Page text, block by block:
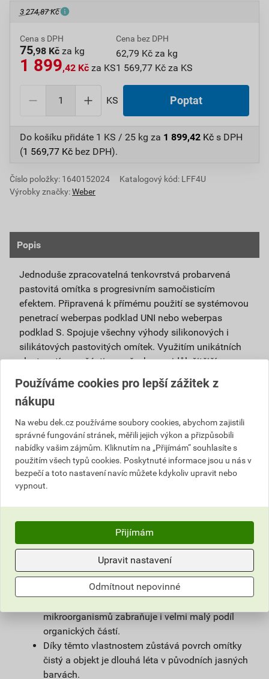
3 274,87 Kč
Cena s DPH
75,98 Kč za kg
1 899,42 Kč za KS
Cena bez DPH
62,79 Kč za kg
1 569,77 Kč za KS
KS Poptat
Do košíku přidáte 1 KS / 25 kg za 1 899,42 Kč s DPH
(1 569,77 Kč bez DPH).
Číslo položky: 1640152024
Katalogový kód: LFF4U
Výrobky značky:Weber
Popis
Jednoduše zpracovatelná tenkovrstvá probarvená
pastovitá omítka s progresivním samočisticím
efektem. Připravená k přímému použití se systémovou
penetrací weberpas podklad UNI nebo weberpas
podklad S. Spojuje všechny výhody silikonových i
silikátových pastovitých omítek. Využitím unikátních
vlastností nanočástic se všechny nejdůležitější
vlastnosti obou omítek umocňují.
Je vhodná pro použití v exteriéru i interiéru a pro
na vlhké zdivo.
Použitím samočisticí omítky weberpas
extraClean se výrazně prodlužuje životnost
fasády a podstatně snižují náklady na její
údržbu.
vlivem proudění vzduchu jen nepatrný
elektrostatický náboj a prach z ovzduší na
povrchu omítky neulpívá.
Omítka je zároveň hydrofobní. Tím zůstává na
povrchu fasády minimum vody, která utváří
mikroorganismů zabraňuje i velmi malý podíl
organických částí.
Díky těmto vlastnostem zůstává povrch omítky
čistý a objekt je dlouhá léta v původních jasných
barvách.
Používáme cookies pro lepší zážitek z
nákupu
Na webu dek.cz používáme soubory cookies, abychom zajistili
správné fungování stránek, měřili jejich výkon a přizpůsobili
nabídky vašim zájmům. Kliknutím na „Přijímám“ souhlasíte s
použitím všech typů cookies. Poskytnuté informace jsou u nás v
bezpečí a toto nastavení navíc můžete kdykoliv upravit nebo
vypnout.
Přijímám
Upravit nastavení
Odmítnout nepovinné